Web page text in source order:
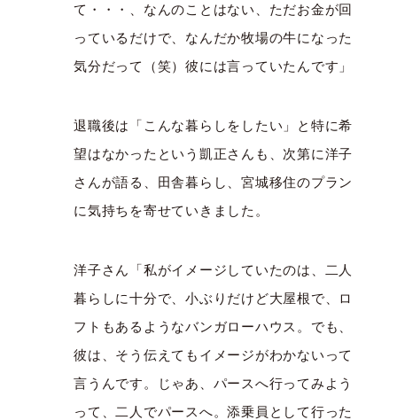
て・・・、なんのことはない、ただお金が回
っているだけで、なんだか牧場の牛になった
気分だって（笑）彼には言っていたんです」
退職後は「こんな暮らしをしたい」と特に希
望はなかったという凱正さんも、次第に洋子
さんが語る、田舎暮らし、宮城移住のプラン
に気持ちを寄せていきました。
洋子さん「私がイメージしていたのは、二人
暮らしに十分で、小ぶりだけど大屋根で、ロ
フトもあるようなバンガローハウス。でも、
彼は、そう伝えてもイメージがわかないって
言うんです。じゃあ、パースへ行ってみよう
って、二人でパースへ。添乗員として行った